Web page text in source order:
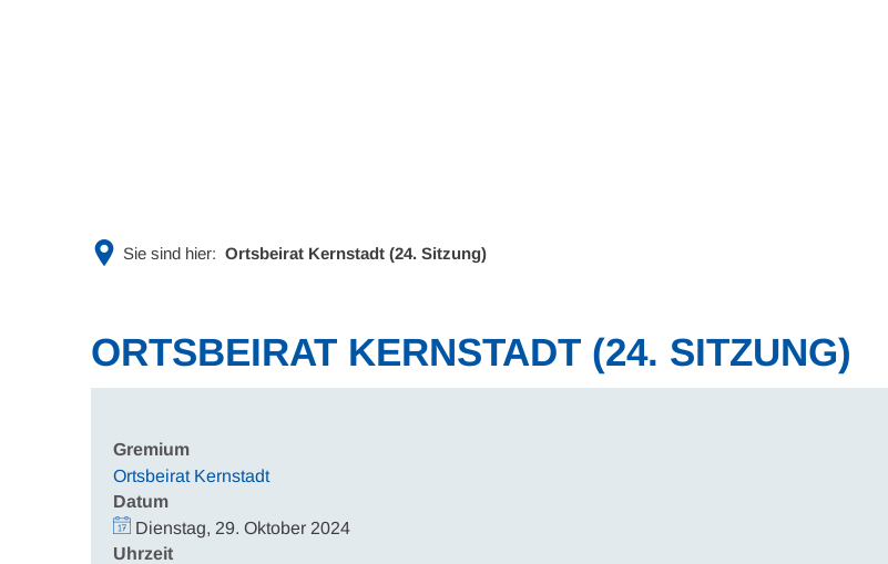
Sie sind hier: Ortsbeirat Kernstadt (24. Sitzung)
ORTSBEIRAT KERNSTADT (24. SITZUNG)
Gremium
Ortsbeirat Kernstadt
Datum
Dienstag, 29. Oktober 2024
Uhrzeit